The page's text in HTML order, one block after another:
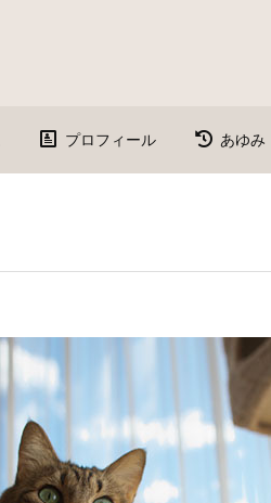
プロフィール あゆみ